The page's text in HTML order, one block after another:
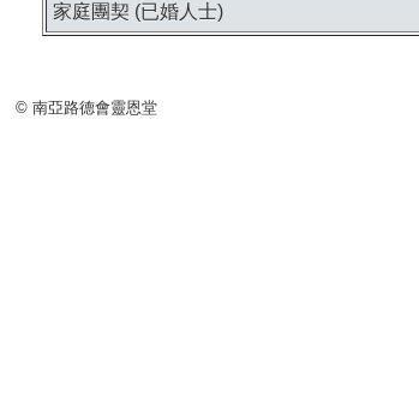
家庭團契 (已婚人士)
© 南亞路德會靈恩堂